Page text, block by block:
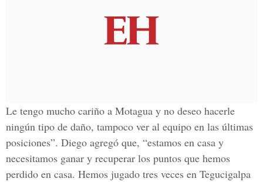
Le tengo mucho cariño a Motagua y no deseo hacerle
ningún tipo de daño, tampoco ver al equipo en las últimas
posiciones”. Diego agregó que, “estamos en casa y
necesitamos ganar y recuperar los puntos que hemos
perdido en casa. Hemos jugado tres veces en Tegucigalpa